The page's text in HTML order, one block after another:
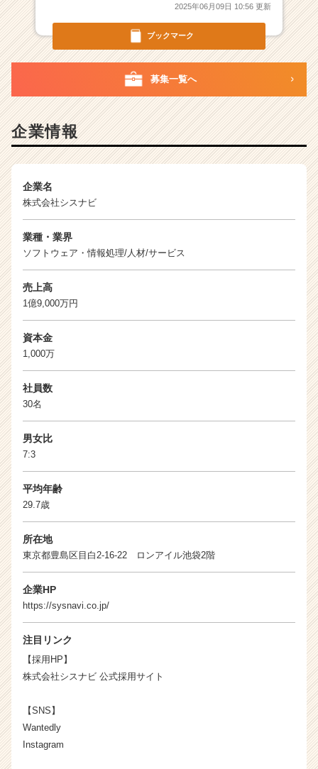
カ
届
サ
キ
リ
e
a
ブックマーク
2025年06月09日 10:56 更新
募集一覧へ
企業情報
企業名
株式会社シスナビ
業種・業界
ソフトウェア・情報処理/人材/サービス
売上高
1億9,000万円
資本金
1,000万
社員数
30名
男女比
7:3
平均年齢
29.7歳
所在地
東京都豊島区目白2-16-22 ロンアイル池袋2階
企業HP
https://sysnavi.co.jp/
注目リンク
【採用HP】
株式会社シスナビ 公式採用サイト
【SNS】
Wantedly
Instagram